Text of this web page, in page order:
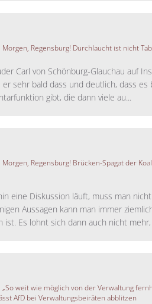
Morgen, Regensburg! Durchlaucht ist nicht
Carl von Schönburg-Glauchau auf
sehr bald dass und deutlich, dass es
gibt, die dann viele au...
Morgen, Regensburg! Brücken-Spagat der
eine Diskussion läuft, muss man
Aussagen kann man immer
ist. Es lohnt sich dann auch nicht mehr,
„So weit wie möglich von der Verwaltung
AfD bei Verwaltungsbeiräten abblitzen